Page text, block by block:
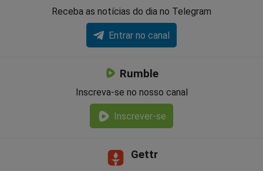
Receba as notícias do dia no Telegram
Entrar no canal
Rumble
Inscreva-se no nosso canal
Inscrever-se
Gettr